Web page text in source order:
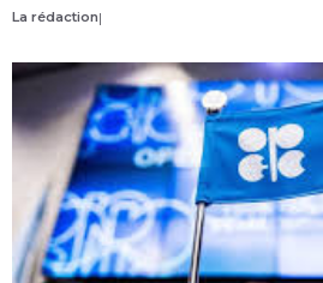
La rédaction|